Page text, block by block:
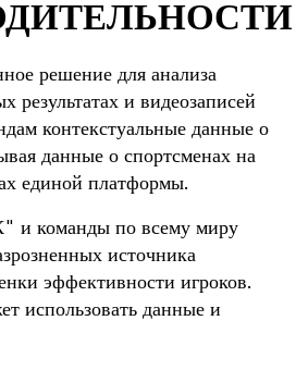
решение для анализа
результатах и видеозаписей
контекстуальные данные о
данные о спортсменах на
единой платформы.
и команды по всему миру
источника
эффективности игроков.
использовать данные и